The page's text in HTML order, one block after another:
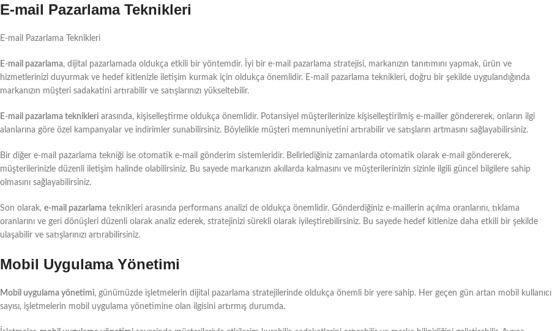
E-mail Pazarlama Teknikleri
E-mail Pazarlama Teknikleri
E-mail pazarlama, dijital pazarlamada oldukça etkili bir yöntemdir. İyi bir e-mail pazarlama stratejisi, markanızın tanıtımını yapmak, ürün ve
hizmetlerinizi duyurmak ve hedef kitlenizle iletişim kurmak için oldukça önemlidir. E-mail pazarlama teknikleri, doğru bir şekilde uygulandığında
markanızın müşteri sadakatini artırabilir ve satışlarınızı yükseltebilir.
E-mail pazarlama teknikleri arasında, kişiselleştirme oldukça önemlidir. Potansiyel müşterilerinize kişiselleştirilmiş e-mailler göndererek, onların ilgi
alanlarına göre özel kampanyalar ve indirimler sunabilirsiniz. Böylelikle müşteri memnuniyetini artırabilir ve satışların artmasını sağlayabilirsiniz.
Bir diğer e-mail pazarlama tekniği ise otomatik e-mail gönderim sistemleridir. Belirlediğiniz zamanlarda otomatik olarak e-mail göndererek,
müşterilerinizle düzenli iletişim halinde olabilirsiniz. Bu sayede markanızın akıllarda kalmasını ve müşterilerinizin sizinle ilgili güncel bilgilere sahip
olmasını sağlayabilirsiniz.
Son olarak, e-mail pazarlama teknikleri arasında performans analizi de oldukça önemlidir. Gönderdiğiniz e-maillerin açılma oranlarını, tıklama
oranlarını ve geri dönüşleri düzenli olarak analiz ederek, stratejinizi sürekli olarak iyileştirebilirsiniz. Bu sayede hedef kitlenize daha etkili bir şekilde
ulaşabilir ve satışlarınızı artırabilirsiniz.
Mobil Uygulama Yönetimi
Mobil uygulama yönetimi, günümüzde işletmelerin dijital pazarlama stratejilerinde oldukça önemli bir yere sahip. Her geçen gün artan mobil kullanıcı
sayısı, işletmelerin mobil uygulama yönetimine olan ilgisini artırmış durumda.